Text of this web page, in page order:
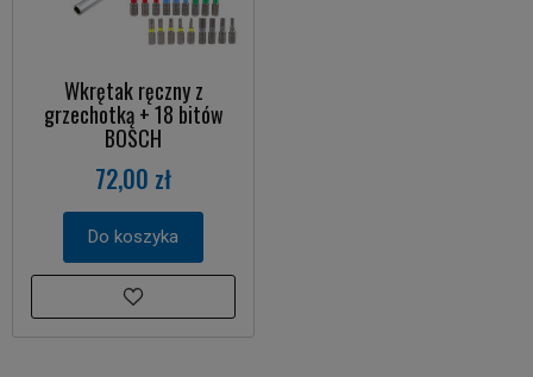
Wkrętak ręczny z
grzechotką + 18 bitów
BOSCH
72,00 zł
Do koszyka